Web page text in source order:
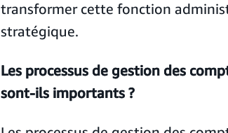
transformer cette fonction
stratégique.
Les processus de gestion des
sont-ils importants ?